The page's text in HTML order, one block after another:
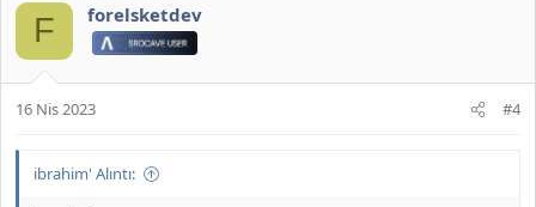
F forelsketdev
16 Nis 2023 #4
ibrahim' Alıntı: